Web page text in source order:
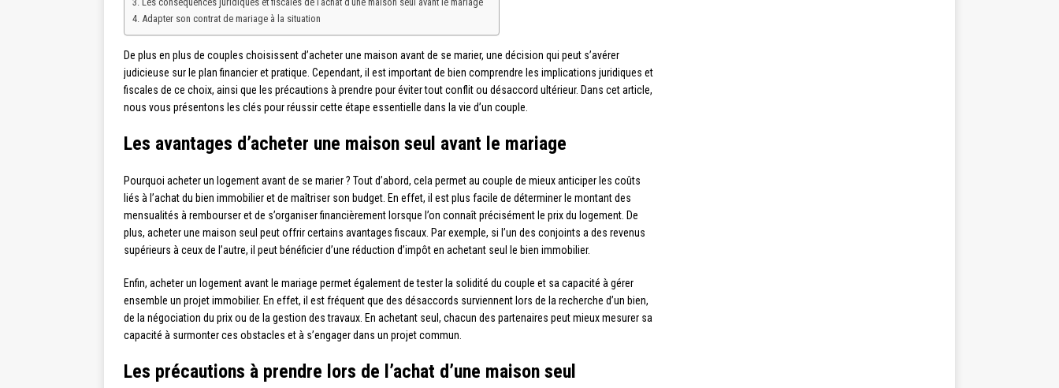
Adapter son contrat de mariage à la situation
De plus en plus de couples choisissent d’acheter une maison avant de se marier, une décision qui peut s’avérer
judicieuse sur le plan financier et pratique. Cependant, il est important de bien comprendre les implications juridiques et
fiscales de ce choix, ainsi que les précautions à prendre pour éviter tout conflit ou désaccord ultérieur. Dans cet article,
nous vous présentons les clés pour réussir cette étape essentielle dans la vie d’un couple.
Les avantages d’acheter une maison seul avant le mariage
Pourquoi acheter un logement avant de se marier ? Tout d’abord, cela permet au couple de mieux anticiper les coûts
liés à l’achat du bien immobilier et de maîtriser son budget. En effet, il est plus facile de déterminer le montant des
mensualités à rembourser et de s’organiser financièrement lorsque l’on connaît précisément le prix du logement. De
plus, acheter une maison seul peut offrir certains avantages fiscaux. Par exemple, si l’un des conjoints a des revenus
supérieurs à ceux de l’autre, il peut bénéficier d’une réduction d’impôt en achetant seul le bien immobilier.
Enfin, acheter un logement avant le mariage permet également de tester la solidité du couple et sa capacité à gérer
ensemble un projet immobilier. En effet, il est fréquent que des désaccords surviennent lors de la recherche d’un bien,
de la négociation du prix ou de la gestion des travaux. En achetant seul, chacun des partenaires peut mieux mesurer sa
capacité à surmonter ces obstacles et à s’engager dans un projet commun.
Les précautions à prendre lors de l’achat d’une maison seul